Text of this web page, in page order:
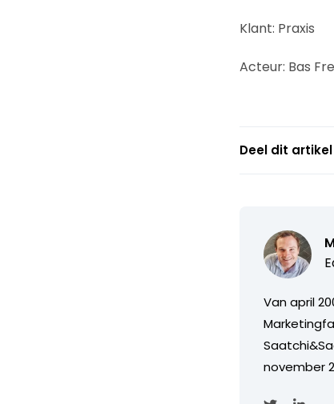
Klant: Praxis
Acteur: Bas
Deel dit artikel
Van april
november